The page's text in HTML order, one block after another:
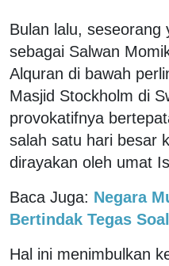
Bulan lalu, seseorang
sebagai Salwan
Alquran di bawah
Masjid Stockholm di
provokatifnya
salah satu hari besar
dirayakan oleh umat
Baca Juga: Negara
Bertindak Tegas
Hal ini menimbulkan